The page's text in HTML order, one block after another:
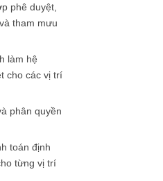
phê duyệt,
tham mưu
làm hệ
cho các vị trí
phân quyền
toán định
từng vị trí